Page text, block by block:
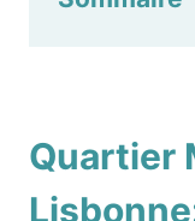
Quartier